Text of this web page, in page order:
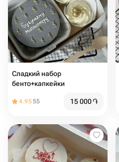
Сладкий набор
бенто+капкейки
4.9555 15 000֏